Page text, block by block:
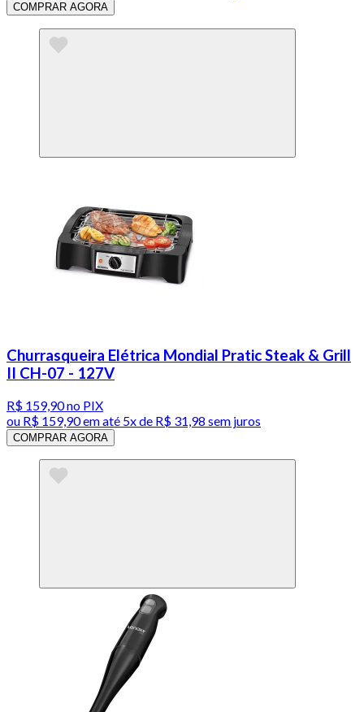
COMPRAR AGORA
Churrasqueira Elétrica Mondial Pratic Steak & Grill
II CH-07 - 127V
R$ 159,90no PIX
ou R$ 159,90em até 5x de R$ 31,98 sem juros
COMPRAR AGORA